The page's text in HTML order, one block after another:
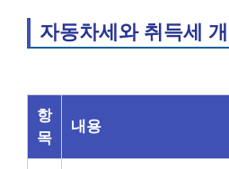
자동차세와 취득세
항
목
내용